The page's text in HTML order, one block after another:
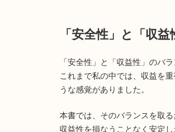
「安全性」と「収
「安全性」と「収益性」のバ
これまで私の中では、収益を
うな感覚がありました。
本書では、そのバランスを取
収益性を損なうことなく安定